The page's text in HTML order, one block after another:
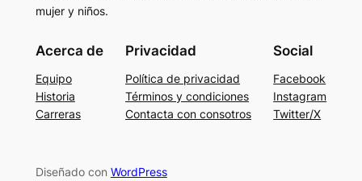
mujer y niños.
Acerca de
Equipo
Historia
Carreras
Privacidad
Política de privacidad
Términos y condiciones
Contacta con consotros
Social
Facebook
Instagram
Twitter/X
Diseñado con WordPress